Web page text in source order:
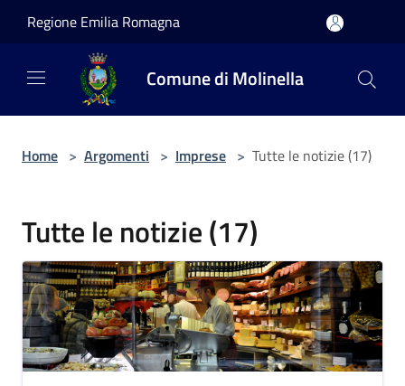
Regione Emilia Romagna
Comune di Molinella
Home > Argomenti > Imprese > Tutte le notizie (17)
Tutte le notizie (17)